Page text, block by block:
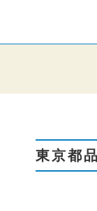
東京都